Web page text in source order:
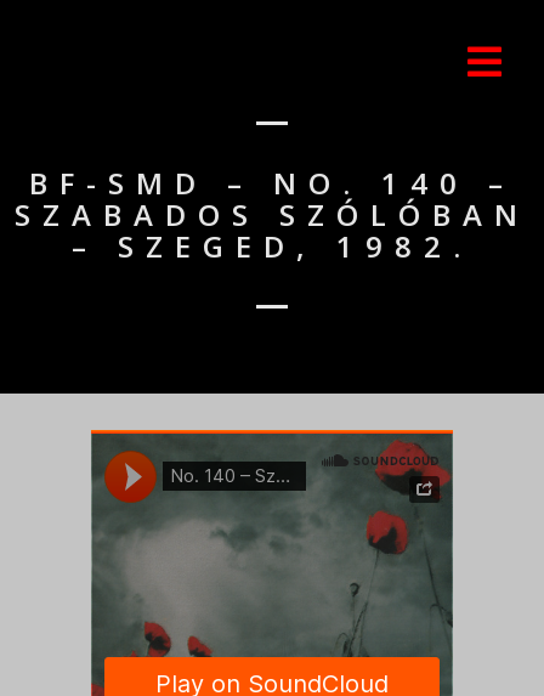
BF-SMD – NO. 140 –
SZABADOS SZÓLÓBAN
– SZEGED, 1982.